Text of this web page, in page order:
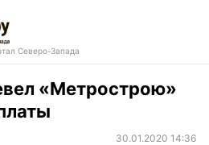
Северо-Запада
«Метрострою»
30.01.2020 14:36